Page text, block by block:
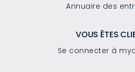
Annuaire des
VOUS ÊTES
Se connecter à